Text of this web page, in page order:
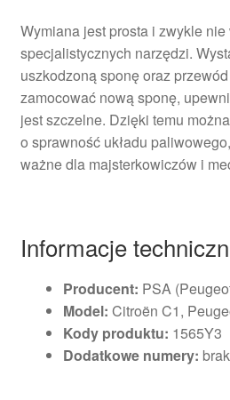
Wymiana jest prosta i zwykle nie
specjalistycznych narzędzi.
uszkodzoną sponę oraz
zamocować nową sponę,
jest szczelne. Dzięki temu
o sprawność układu
ważne dla majsterkowiczów i
Informacje
Producent: PSA
Model: Citroën C1,
Kody produktu: 1565Y3
Dodatkowe numery: